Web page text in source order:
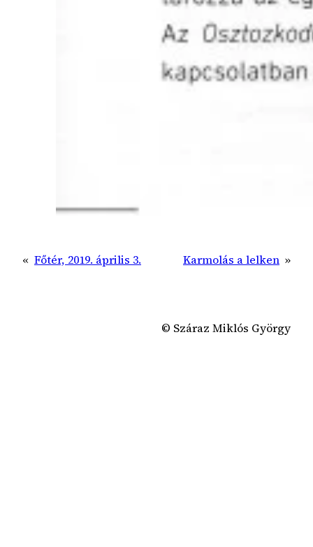
« Főtér, 2019. április 3. Karmolás a lelken »
© Száraz Miklós György